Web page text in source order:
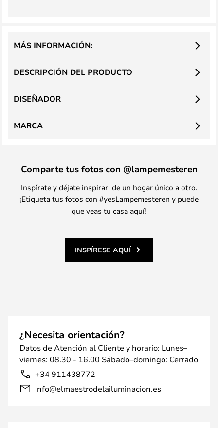
DESCRIPCIÓN DEL PRODUCTO
MÁS INFORMACIÓN:
DISEÑADOR
MARCA
Comparte tus fotos con @lampemesteren
Inspírate y déjate inspirar, de un hogar único a otro.
¡Etiqueta tus fotos con #yesLampemesteren y puede
que veas tu casa aquí!
INSPÍRESE AQUÍ
¿Necesita orientación?
Datos de Atención al Cliente y horario: Lunes–
viernes: 08.30 - 16.00 Sábado–domingo: Cerrado
+34 911438772
info@elmaestrodelailuminacion.es